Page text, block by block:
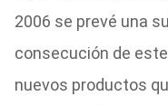
2006 se prevé una
consecución de
nuevos productos